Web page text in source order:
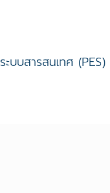
ระบบสารสนเทศ (PES)